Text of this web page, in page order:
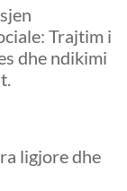
Trajtim i
dhe ndikimi
ligjore dhe